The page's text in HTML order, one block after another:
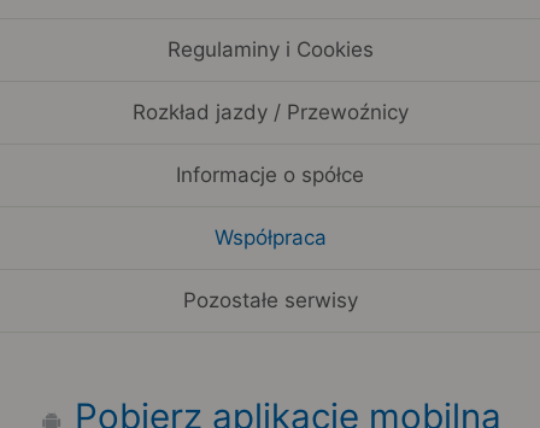
Regulaminy i Cookies
Rozkład jazdy / Przewoźnicy
Informacje o spółce
Współpraca
Pozostałe serwisy
Pobierz aplikację mobilną